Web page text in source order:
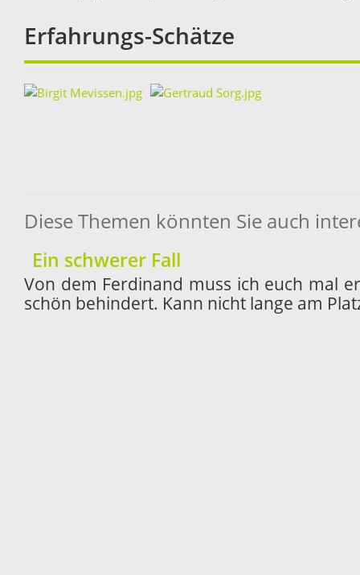
Erfahrungs-Schätze
Diese Themen könnten Sie auch
Ein schwerer Fall
Von dem Ferdinand muss ich euch mal
schön behindert. Kann nicht lange am